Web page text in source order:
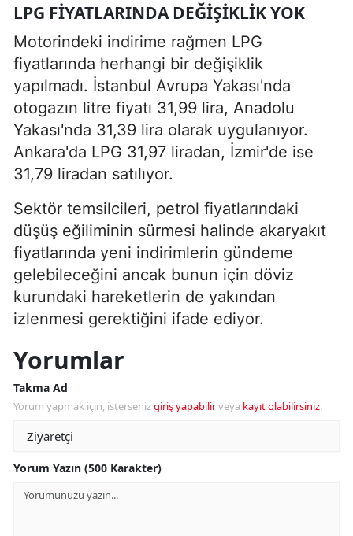
LPG FIYATLARINDA DEĞIŞIKLIK YOK
Motorindeki indirime rağmen LPG
fiyatlarında herhangi bir değişiklik
yapılmadı. İstanbul Avrupa Yakası'nda
otogazın litre fiyatı 31,99 lira, Anadolu
Yakası'nda 31,39 lira olarak uygulanıyor.
Ankara'da LPG 31,97 liradan, İzmir'de ise
31,79 liradan satılıyor.
Sektör temsilcileri, petrol fiyatlarındaki
düşüş eğiliminin sürmesi halinde akaryakıt
fiyatlarında yeni indirimlerin gündeme
gelebileceğini ancak bunun için döviz
kurundaki hareketlerin de yakından
izlenmesi gerektiğini ifade ediyor.
Yorumlar
Takma Ad
Yorum yapmak için, istersenizgiriş yapabilirveya kayıt olabilirsiniz.
Yorum Yazın (500 Karakter)